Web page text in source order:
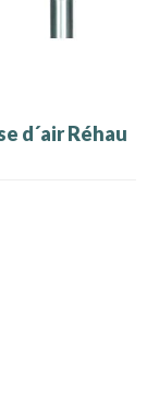
d´air Réhau